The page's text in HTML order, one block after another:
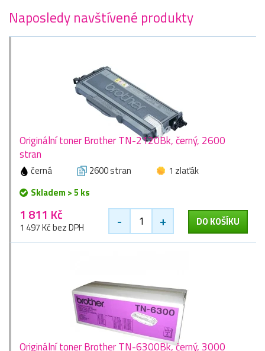
Naposledy navštívené produkty
Originální toner Brother TN-2120Bk, černý, 2600
stran
černá 2600 stran
1 zlaťák
Skladem > 5 ks
1 811 Kč
1 497 Kč bez DPH - + DO KOŠÍKU
Originální toner Brother TN-6300Bk, černý, 3000